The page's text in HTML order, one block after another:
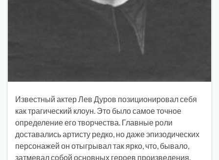
Известный актер Лев Дуров позиционировал себя
как трагический клоун. Это было самое точное
определение его творчества. Главные роли
доставались артисту редко, но даже эпизодических
персонажей он отыгрывал так ярко, что, бывало,
затмевал собой основных героев произведения.